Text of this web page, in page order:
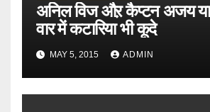
अनिल विज औऱ कैप्टन अजय
वार में कटारिया भी कूदे
MAY 5, 2015 ADMIN